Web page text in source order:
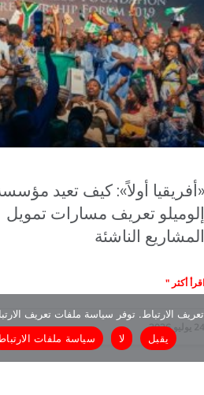
«أفريقيا أولاً»: كيف تعيد
إلوميلو تعريف مسارات تمويل
المشاريع الناشئة
اقرأ أكثر "
الارتباط. توفر سياسة ملفات تعريف
يقبل
لا سياسة ملفات